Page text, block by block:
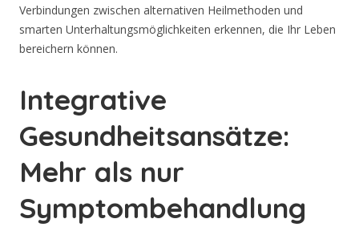
Verbindungen zwischen alternativen Heilmethoden und
smarten Unterhaltungsmöglichkeiten erkennen, die Ihr Leben
bereichern können.
Integrative
Gesundheitsansätze:
Mehr als nur
Symptombehandlung